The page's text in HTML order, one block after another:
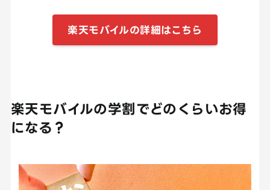
楽天モバイルの詳細はこちら
楽天モバイルの学割でどのくらいお得
になる？